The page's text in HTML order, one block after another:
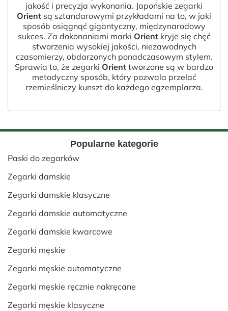
jakość i precyzja wykonania. Japońskie zegarki
Orient są sztandarowymi przykładami na to, w jaki
sposób osiągnąć gigantyczny, międzynarodowy
sukces. Za dokonaniami marki Orientkryje się chęć
stworzenia wysokiej jakości, niezawodnych
czasomierzy, obdarzonych ponadczasowym stylem.
Sprawia to, że zegarki Orient tworzone są w bardzo
metodyczny sposób, który pozwala przelać
rzemieślniczy kunszt do każdego egzemplarza.
Popularne kategorie
Paski do zegarków
Zegarki damskie
Zegarki damskie klasyczne
Zegarki damskie automatyczne
Zegarki damskie kwarcowe
Zegarki męskie
Zegarki męskie automatyczne
Zegarki męskie ręcznie nakręcane
Zegarki męskie klasyczne